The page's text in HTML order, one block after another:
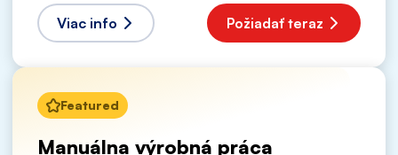
Viac info Požiadať teraz
Featured
Manuálna výrobná práca